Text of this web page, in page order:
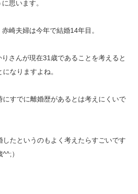
思います。
崎夫婦は今年で結婚14年目。
さんが現在31歳であることを考えると
なりますよね。
すでに離婚歴があるとは考えにくいで
したというのもよく考えたらすごいです
）